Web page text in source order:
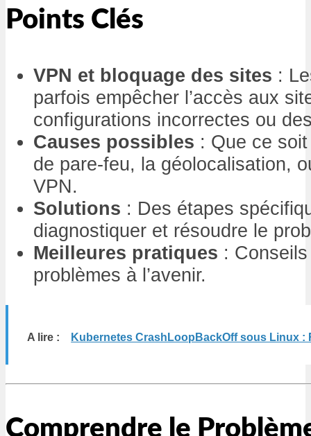
Points Clés
VPN et bloquage des sites :
parfois empêcher l’accès aux
configurations incorrectes ou
Causes possibles : Que ce
de pare-feu, la géolocalisation,
VPN.
Solutions : Des étapes
diagnostiquer et résoudre le
Meilleures pratiques :
problèmes à l’avenir.
A lire : Kubernetes CrashLoopBackOff sous Linux :
Comprendre le